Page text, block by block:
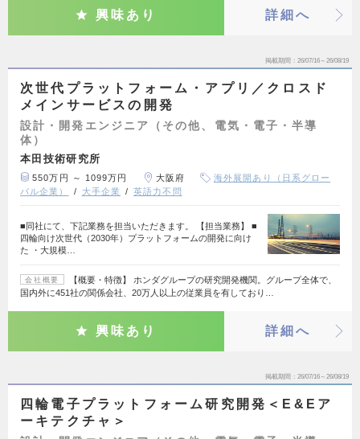
興味あり 詳細へ
掲載期間 26/07/16～26/08/19
次世代プラットフォーム・アプリ／クロスド
メインサービスの開発
設計・開発エンジニア（その他、電気・電子・半導
体）
本田技術研究所
550万円 ～ 1099万円 大阪府
海外展開あり（日系グロー
バル企業）
大手企業 英語力不問
■同社にて、下記業務を担当いただきます。 【担当業務】 ■
四輪向け次世代（2030年）プラットフォームの開発に向け
た ・大規模…
会社概要
【概要・特徴】 ホンダグループの研究開発機関。グループ全体で、
国内外に451社の関係会社、20万人以上の従業員を有しており…
興味あり 詳細へ
掲載期間 26/07/16～26/08/19
四輪電子プラットフォーム研究開発＜E&Eア
ーキテクチャ＞